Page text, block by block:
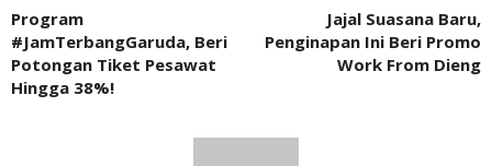
Program
#JamTerbangGaruda, Beri
Potongan Tiket Pesawat
Hingga 38%!
Jajal Suasana Baru,
Penginapan Ini Beri Promo
Work From Dieng